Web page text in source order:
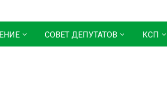
СОВЕТ ДЕПУТАТОВ КСП